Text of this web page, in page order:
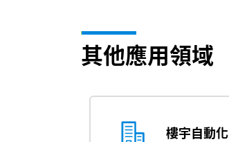
其他應用領域
樓宇自動化